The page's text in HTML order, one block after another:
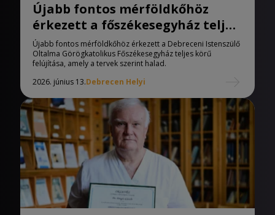
Újabb fontos mérföldkőhöz
érkezett a főszékesegyház teljes
körű felújítása
Újabb fontos mérföldkőhöz érkezett a Debreceni Istenszülő
Oltalma Görögkatolikus Főszékesegyház teljes körű
felújítása, amely a tervek szerint halad.
2026. június 13.Debrecen Helyi